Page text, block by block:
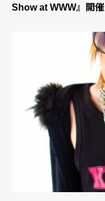
Show at WWW』開催